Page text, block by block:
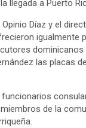
llegada a Puerto
Díaz y el
igualmente
dominicanos
las placas de
de la